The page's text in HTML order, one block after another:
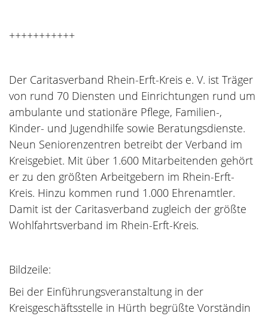
+++++++++++
Der Caritasverband Rhein-Erft-Kreis e. V. ist Träger
von rund 70 Diensten und Einrichtungen rund um
ambulante und stationäre Pflege, Familien-,
Kinder- und Jugendhilfe sowie Beratungsdienste.
Neun Seniorenzentren betreibt der Verband im
Kreisgebiet. Mit über 1.600 Mitarbeitenden gehört
er zu den größten Arbeitgebern im Rhein-Erft-
Kreis. Hinzu kommen rund 1.000 Ehrenamtler.
Damit ist der Caritasverband zugleich der größte
Wohlfahrtsverband im Rhein-Erft-Kreis.
Bildzeile:
Bei der Einführungsveranstaltung in der
Kreisgeschäftsstelle in Hürth begrüßte Vorständin